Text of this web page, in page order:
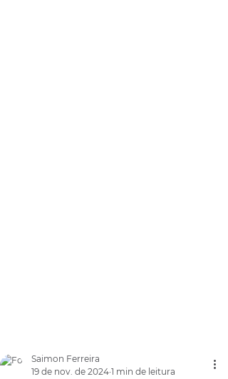
Saimon Ferreira
19 de nov. de 2024 1 min de leitura